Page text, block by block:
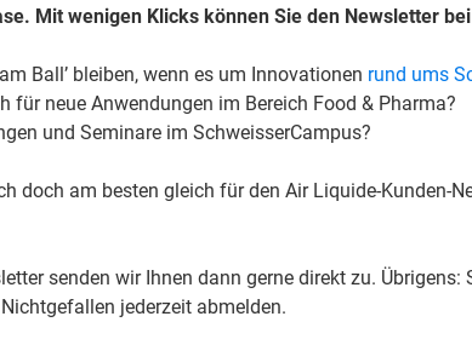
Mit wenigen Klicks können Sie den Newsletter
Ball’ bleiben, wenn es um Innovationen rund ums
für neue Anwendungen im Bereich Food & Pharma?
und Seminare im SchweisserCampus?
doch am besten gleich für den Air Liquide-Kunden-
senden wir Ihnen dann gerne direkt zu. Übrigens:
jederzeit abmelden.